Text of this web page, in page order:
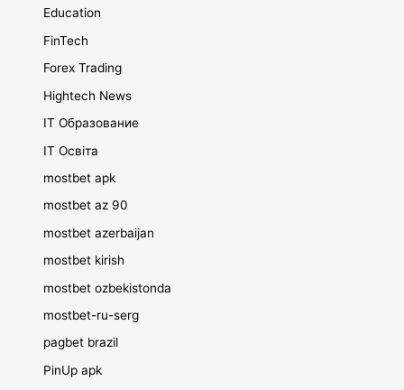
Education
FinTech
Forex Trading
Hightech News
IT Образование
IT Освіта
mostbet apk
mostbet az 90
mostbet azerbaijan
mostbet kirish
mostbet ozbekistonda
mostbet-ru-serg
pagbet brazil
PinUp apk